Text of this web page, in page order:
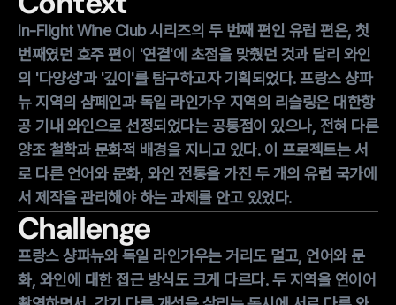
In-Flight Wine Club 시리즈의 두 번째 편인 유럽 편은, 첫
번째였던 호주 편이 '연결'에 초점을 맞췄던 것과 달리 와인
의 '다양성'과 '깊이'를 탐구하고자 기획되었다. 프랑스 샹파
뉴 지역의 샴페인과 독일 라인가우 지역의 리슬링은 대한항
공 기내 와인으로 선정되었다는 공통점이 있으나, 전혀 다른
양조 철학과 문화적 배경을 지니고 있다. 이 프로젝트는 서
로 다른 언어와 문화, 와인 전통을 가진 두 개의 유럽 국가에
서 제작을 관리해야 하는 과제를 안고 있었다.
Challenge
프랑스 샹파뉴와 독일 라인가우는 거리도 멀고, 언어와 문
화, 와인에 대한 접근 방식도 크게 다르다. 두 지역을 연이어